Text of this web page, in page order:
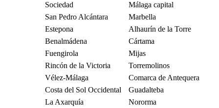
Sociedad
Málaga capital
San Pedro Alcántara
Marbella
Estepona
Alhaurín de la Torre
Benalmádena
Cártama
Fuengirola
Mijas
Rincón de la Victoria
Torremolinos
Vélez-Málaga
Comarca de Antequera
Costa del Sol Occidental
Guadalteba
La Axarquía
Nororma